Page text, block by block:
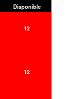
Disponible
12
12